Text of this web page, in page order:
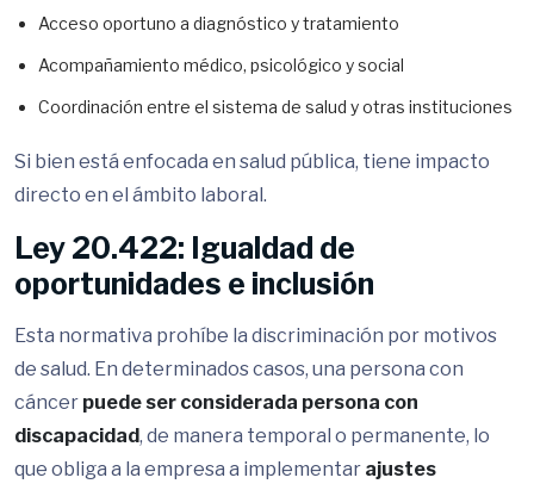
Acceso oportuno a diagnóstico y tratamiento
Acompañamiento médico, psicológico y social
Coordinación entre el sistema de salud y otras instituciones
Si bien está enfocada en salud pública, tiene impacto
directo en el ámbito laboral.
Ley 20.422: Igualdad de
oportunidades e inclusión
Esta normativa prohíbe la discriminación por motivos
de salud. En determinados casos, una persona con
cáncer puede ser considerada persona con
discapacidad, de manera temporal o permanente, lo
que obliga a la empresa a implementar ajustes